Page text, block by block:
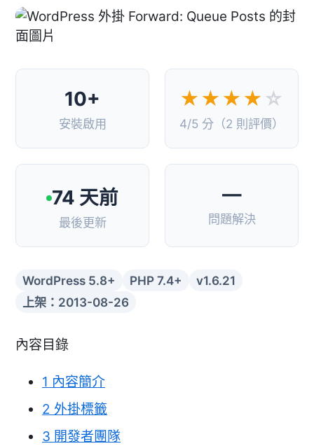
10+
安裝啟用
★★★★ ☆
4/5 分（2 則評價）
74 天前
最後更新
—
問題解決
WordPress 5.8+ PHP 7.4+
v1.6.21
上架：2013-08-26
內容目錄
1 內容簡介
2 外掛標籤
3 開發者團隊